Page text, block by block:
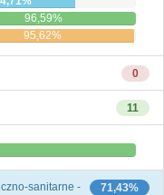
96,59%
95,62%
0
11
71,43%
sanitarne -